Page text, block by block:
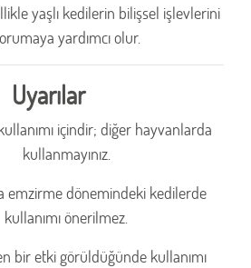
yaşlı kedilerin bilişsel işlevlerini
yardımcı olur.
Uyarılar
içindir; diğer hayvanlarda
kullanmayınız.
emzirme dönemindeki kedilerde
kullanımı önerilmez.
bir etki görüldüğünde kullanımı